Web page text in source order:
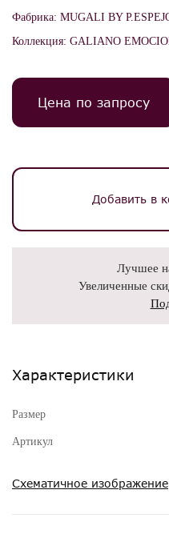
Фабрика: MUGALI BY
Коллекция: GALIANO
Цена по запросу
Добавить в
Лучшее
Увеличенные
Характеристики
Размер
Артикул
Схематичное изображение